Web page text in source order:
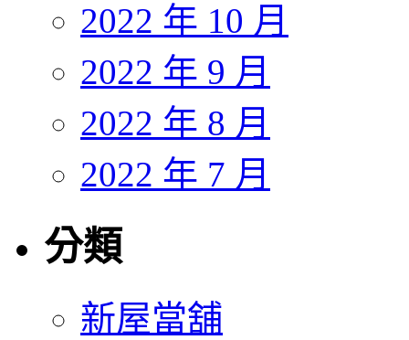
2022 年 10 月
2022 年 9 月
2022 年 8 月
2022 年 7 月
分類
新屋當舖